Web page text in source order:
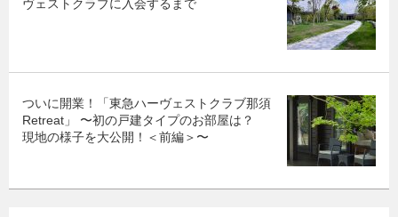
ヴェストクラブに入会するまで
ついに開業！「東急ハーヴェストクラブ那須
Retreat」 〜初の戸建タイプのお部屋は？
現地の様子を大公開！＜前編＞〜